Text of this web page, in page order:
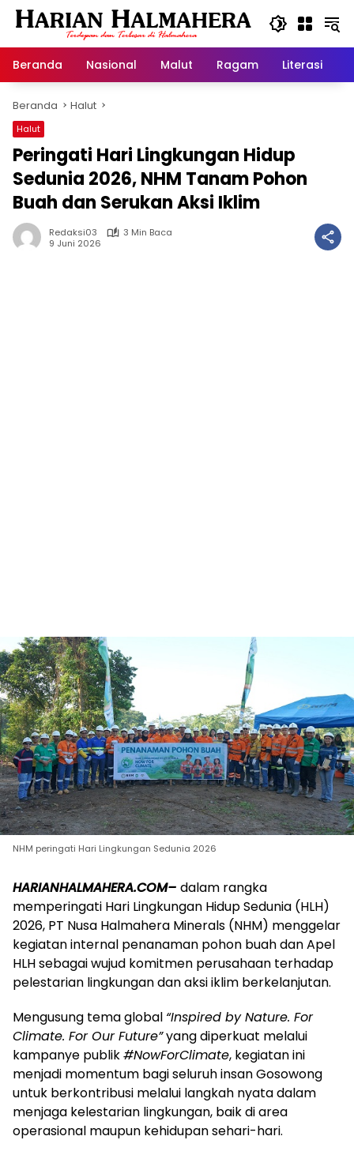
Langsung
Beranda
Nasional Malut Ragam Literasi
Beranda Halut
Halut
Peringati Hari Lingkungan Hidup
Sedunia 2026, NHM Tanam Pohon
Buah dan Serukan Aksi Iklim
Redaksi03
3 Min Baca
9 Juni 2026
NHM peringati Hari Lingkungan Sedunia 2026
HARIANHALMAHERA.COM– dalam rangka
memperingati Hari Lingkungan Hidup Sedunia (HLH)
2026, PT Nusa Halmahera Minerals (NHM) menggelar
kegiatan internal penanaman pohon buah dan Apel
HLH sebagai wujud komitmen perusahaan terhadap
pelestarian lingkungan dan aksi iklim berkelanjutan.
Mengusung tema global “Inspired by Nature. For
Climate. For Our Future”yang diperkuat melalui
kampanye publik#NowForClimate, kegiatan ini
menjadi momentum bagi seluruh insan Gosowong
untuk berkontribusi melalui langkah nyata dalam
menjaga kelestarian lingkungan, baik di area
operasional maupun kehidupan sehari-hari.